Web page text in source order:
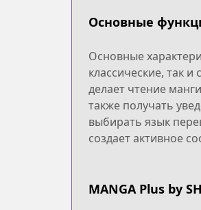
Основные
Основные
классические, так
делает чтение
также получать
выбирать язык
создает активное
MANGA Plus by